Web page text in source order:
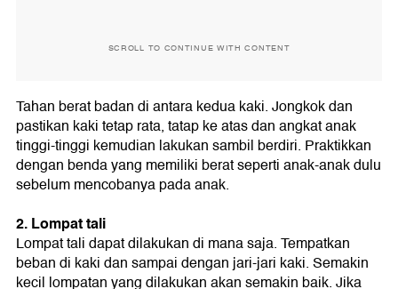
SCROLL TO CONTINUE WITH CONTENT
Tahan berat badan di antara kedua kaki. Jongkok dan
pastikan kaki tetap rata, tatap ke atas dan angkat anak
tinggi-tinggi kemudian lakukan sambil berdiri. Praktikkan
dengan benda yang memiliki berat seperti anak-anak dulu
sebelum mencobanya pada anak.
2. Lompat tali
Lompat tali dapat dilakukan di mana saja. Tempatkan
beban di kaki dan sampai dengan jari-jari kaki. Semakin
kecil lompatan yang dilakukan akan semakin baik. Jika